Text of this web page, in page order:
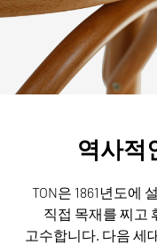
역사적
TON은 1861년도에
직접 목재를 찌고
고수합니다. 다음 세